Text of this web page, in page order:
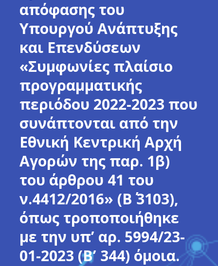
απόφασης του
Υπουργού Ανάπτυξης
και Επενδύσεων
«Συμφωνίες πλαίσιο
προγραμματικής
περιόδου 2022-2023 που
συνάπτονται από την
Εθνική Κεντρική Αρχή
Αγορών της παρ. 1β)
του άρθρου 41 του
ν.4412/2016» (Β΄ 3103),
όπως τροποποιήθηκε
με την υπ’ αρ. 5994/23-
01-2023 (Β’ 344) όμοια.